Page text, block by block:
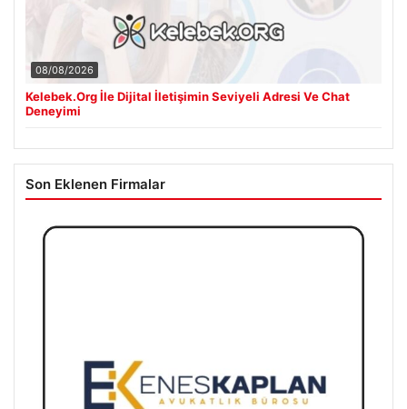
08/08/2026
Kelebek.Org İle Dijital İletişimin Seviyeli Adresi Ve Chat
Deneyimi
Son Eklenen Firmalar